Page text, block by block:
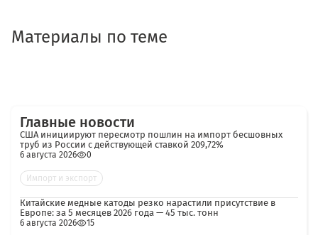
Материалы по теме
Главные новости
США инициируют пересмотр пошлин на импорт бесшовных
труб из России с действующей ставкой 209,72%
6 августа 2026 0
Импорт и экспорт
Китайские медные катоды резко нарастили присутствие в
Европе: за 5 месяцев 2026 года — 45 тыс. тонн
6 августа 2026 15